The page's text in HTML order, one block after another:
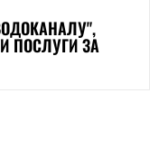
ПОСЛУГИ ЗА